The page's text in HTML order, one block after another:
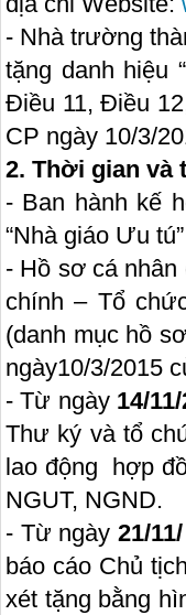
- Nhà trường
tặng danh hiệu
Điều 11, Điều
CP ngày 10/3/
2. Thời gian và
- Ban hành kế
“Nhà giáo Ưu
- Hồ sơ cá nhân
chính – Tổ
(danh mục hồ
ngày10/3/2015
- Từ ngày 14/
Thư ký và tổ
lao động hợp
NGUT, NGND.
- Từ ngày 21/
báo cáo Chủ
xét tặng bằng